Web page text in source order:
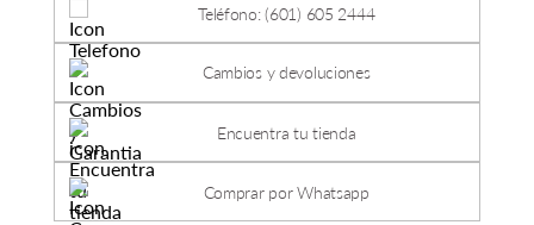
Teléfono: (601) 605 2444
Cambios y devoluciones
Encuentra tu tienda
Comprar por Whatsapp